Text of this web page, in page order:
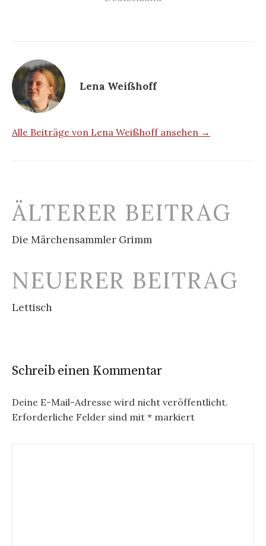
Lena Weißhoff
Alle Beiträge von Lena Weißhoff ansehen →
Beitrags-
ÄLTERER BEITRAG
Die Märchensammler Grimm
NEUERER BEITRAG
Lettisch
Schreib einen Kommentar
Deine E-Mail-Adresse wird nicht veröffentlicht.
Erforderliche Felder sind mit * markiert